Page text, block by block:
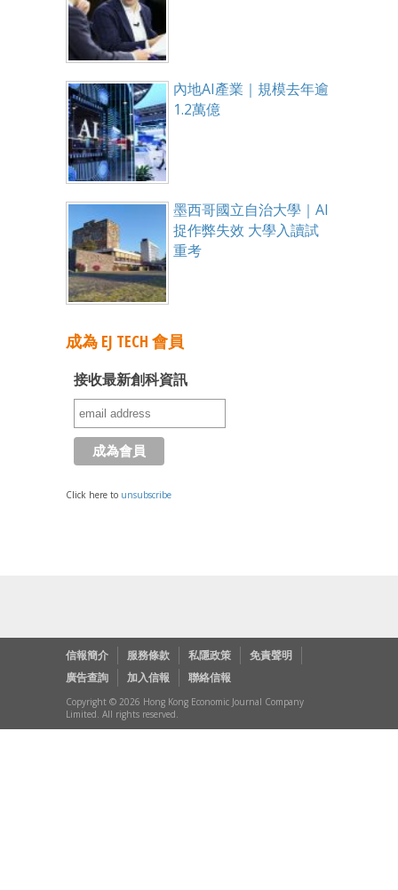
內地AI產業｜規模去年逾
1.2萬億
墨西哥國立自治大學｜AI
捉作弊失效 大學入讀試
重考
成為 EJ TECH 會員
接收最新創科資訊
Click here to unsubscribe
信報簡介 服務條款 私隱政策
免責聲明
廣告查詢
加入信報 聯絡信報
Copyright © 2026 Hong Kong Economic Journal Company
Limited. All rights reserved.